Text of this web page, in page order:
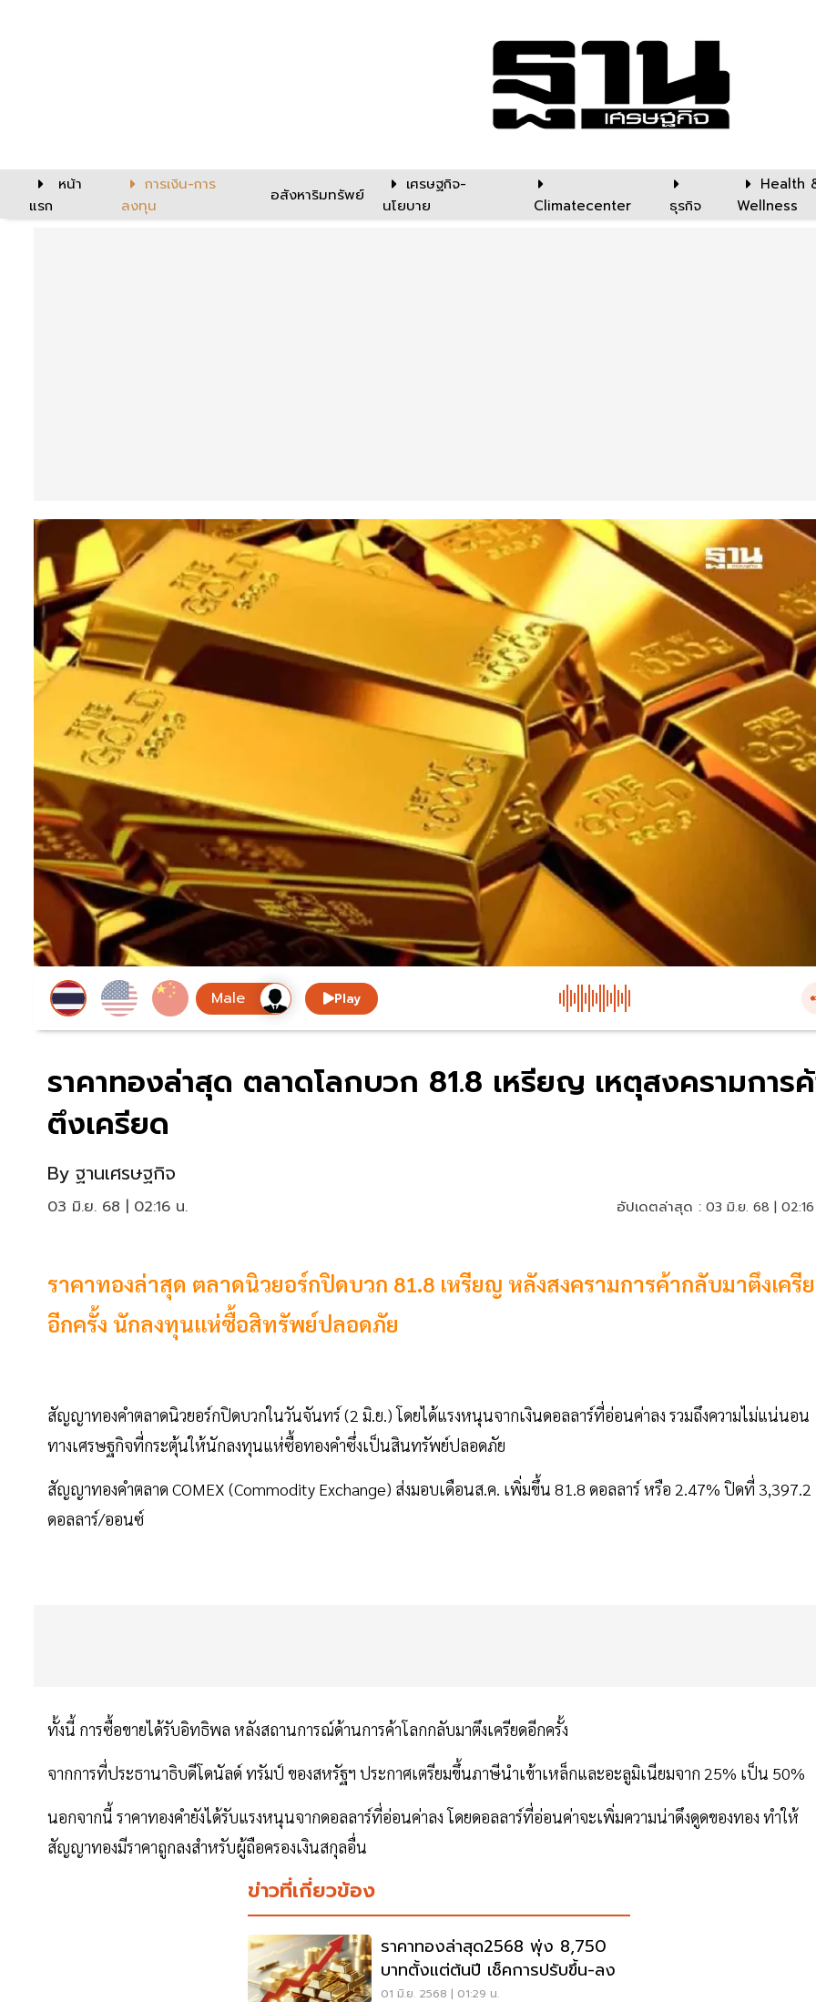
หน้า
แรก
การเงิน-การ
ลงทุน
อสังหาริมทรัพย์
เศรษฐกิจ-
นโยบาย
Climatecenter ธุรกิจ
Health
Wellness
Play
ราคาทองล่าสุด ตลาดโลกบวก 81.8 เหรียญ เหตุสงครามการ
ตึงเครียด
By ฐานเศรษฐกิจ
03 มิ.ย. 68 | 02:16 น. อัปเดตล่าสุด : 03 มิ.ย. 68 |
ราคาทองล่าสุด ตลาดนิวยอร์กปิดบวก 81.8 เหรียญ หลังสงครามการค้ากลับมาตึงเครี
อีกครั้ง นักลงทุนแห่ซื้อสิทรัพย์ปลอดภัย
สัญญาทองคำตลาดนิวยอร์กปิดบวกในวันจันทร์ (2 มิ.ย.) โดยได้แรงหนุนจากเงินดอลลาร์ที่อ่อนค่าลง รวมถึงความไม่แน่นอน
ทางเศรษฐกิจที่กระตุ้นให้นักลงทุนแห่ซื้อทองคำซึ่งเป็นสินทรัพย์ปลอดภัย
สัญญาทองคำตลาด COMEX (Commodity Exchange) ส่งมอบเดือนส.ค. เพิ่มขึ้น 81.8 ดอลลาร์ หรือ 2.47% ปิดที่ 3,397.2
ดอลลาร์/ออนซ์
ทั้งนี้ การซื้อขายได้รับอิทธิพล หลังสถานการณ์ด้านการค้าโลกกลับมาตึงเครียดอีกครั้ง
จากการที่ประธานาธิบดีโดนัลด์ ทรัมป์ ของสหรัฐฯ ประกาศเตรียมขึ้นภาษีนำเข้าเหล็กและอะลูมิเนียมจาก 25% เป็น 50%
นอกจากนี้ ราคาทองคำยังได้รับแรงหนุนจากดอลลาร์ที่อ่อนค่าลง โดยดอลลาร์ที่อ่อนค่าจะเพิ่มความน่าดึงดูดของทอง ทำให้
สัญญาทองมีราคาถูกลงสำหรับผู้ถือครองเงินสกุลอื่น
ข่าวที่เกี่ยวข้อง
ราคาทองล่าสุด2568 พุ่ง 8,750
บาทตั้งแต่ต้นปี เช็คการปรับขึ้น-ลง
01 มิ.ย. 2568 | 01:29 น.